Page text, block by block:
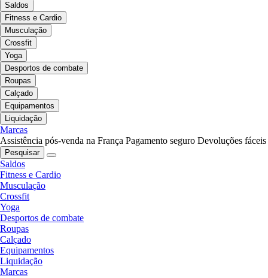
Saldos
Fitness e Cardio
Musculação
Crossfit
Yoga
Desportos de combate
Roupas
Calçado
Equipamentos
Liquidação
Marcas
Assistência pós-venda na França Pagamento seguro Devoluções fáceis
Pesquisar
Saldos
Fitness e Cardio
Musculação
Crossfit
Yoga
Desportos de combate
Roupas
Calçado
Equipamentos
Liquidação
Marcas